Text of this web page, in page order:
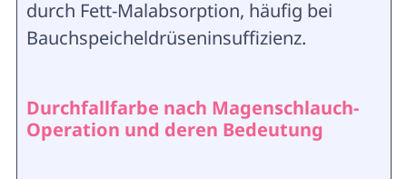
durch Fett-Malabsorption, häufig bei
Bauchspeicheldrüseninsuffizienz.
Durchfallfarbe nach Magenschlauch-
Operation und deren Bedeutung